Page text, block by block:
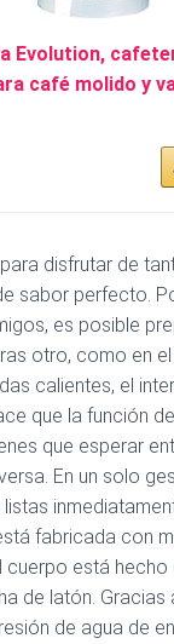
Evolution,
café molido y
disfrutar de
sabor perfecto.
es posible
otro, como en
calientes, el
que la función
que esperar
En un solo
fabricada con
cuerpo está hecho
de latón. Gracias
de agua de